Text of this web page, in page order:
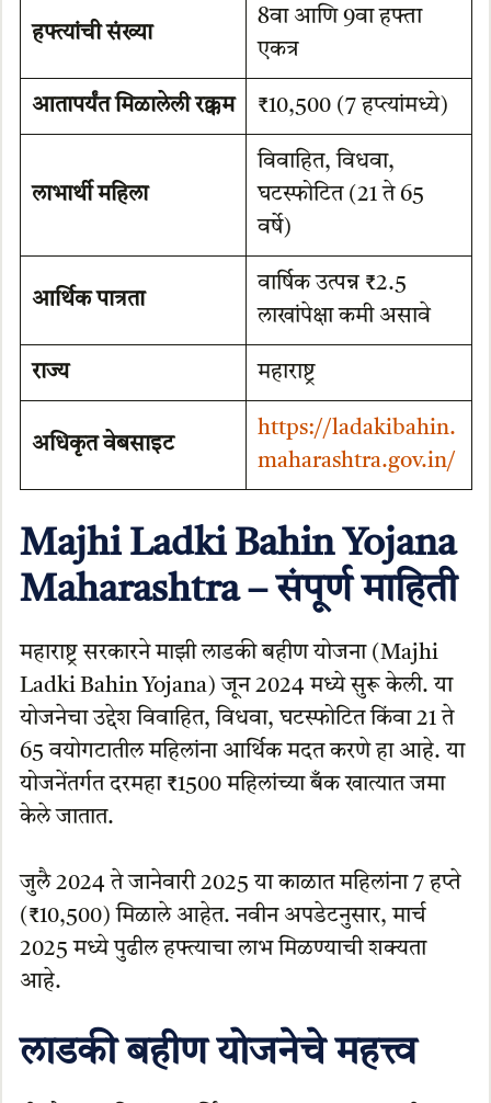
हफ्त्यांची संख्या
8वा आणि 9वा हफ्ता
एकत्र
आतापर्यंत मिळालेली रक्कम ₹10,500 (7 हप्त्यांमध्ये)
लाभार्थी महिला
विवाहित, विधवा,
घटस्फोटित (21 ते 65
वर्षे)
आर्थिक पात्रता
वार्षिक उत्पन्न ₹2.5
लाखांपेक्षा कमी असावे
राज्य महाराष्ट्र
अधिकृत वेबसाइट
https://ladakibahin.
maharashtra.gov.in/
Majhi Ladki Bahin Yojana
Maharashtra – संपूर्ण माहिती
महाराष्ट्र सरकारने माझी लाडकी बहीण योजना (Majhi
Ladki Bahin Yojana) जून 2024 मध्ये सुरू केली. या
योजनेचा उद्देश विवाहित, विधवा, घटस्फोटित किंवा 21 ते
65 वयोगटातील महिलांना आर्थिक मदत करणे हा आहे. या
योजनेंतर्गत दरमहा ₹1500 महिलांच्या बँक खात्यात जमा
केले जातात.
जुलै 2024 ते जानेवारी 2025 या काळात महिलांना 7 हप्ते
(₹10,500) मिळाले आहेत. नवीन अपडेटनुसार, मार्च
2025 मध्ये पुढील हफ्त्याचा लाभ मिळण्याची शक्यता
आहे.
लाडकी बहीण योजनेचे महत्त्व